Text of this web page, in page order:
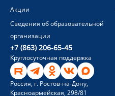
Акции
Сведения об образовательной
организации
+7 (863) 206-65-45
Круглосуточная поддержка
Россия, г. Ростов-на-Дону,
Красноармейская, 298/81